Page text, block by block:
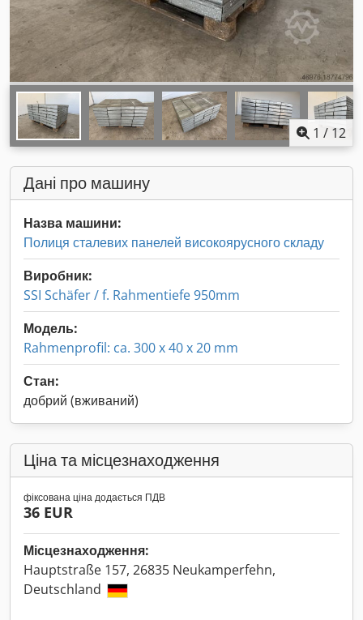
1 / 12
Дані про машину
Назва машини:
Полиця сталевих панелей високоярусного складу
Виробник:
SSI Schäfer / f. Rahmentiefe 950mm
Модель:
Rahmenprofil: ca. 300 x 40 x 20 mm
Стан:
добрий (вживаний)
Ціна та місцезнаходження
фіксована ціна додається ПДВ
36 EUR
Місцезнаходження:
Hauptstraße 157, 26835 Neukamperfehn,
Deutschland